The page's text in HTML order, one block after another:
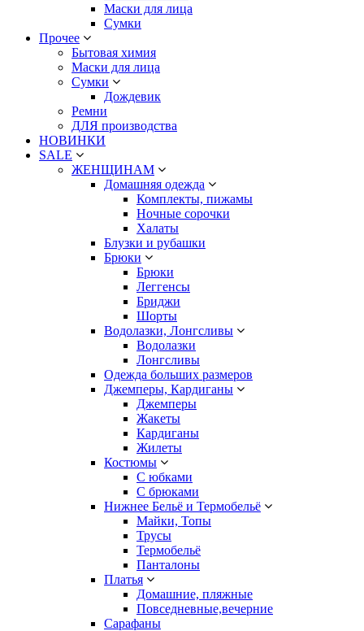
Маски для лица
Сумки
Прочее
Бытовая химия
Маски для лица
Сумки
Дождевик
Ремни
ДЛЯ производства
НОВИНКИ
SALE
ЖЕНЩИНАМ
Домашняя одежда
Комплекты, пижамы
Ночные сорочки
Халаты
Блузки и рубашки
Брюки
Брюки
Леггенсы
Бриджи
Шорты
Водолазки, Лонгсливы
Водолазки
Лонгсливы
Одежда больших размеров
Джемперы, Кардиганы
Джемперы
Жакеты
Кардиганы
Жилеты
Костюмы
С юбками
С брюками
Нижнее Бельё и Термобельё
Майки, Топы
Трусы
Термобельё
Панталоны
Платья
Домашние, пляжные
Повседневные,вечерние
Сарафаны